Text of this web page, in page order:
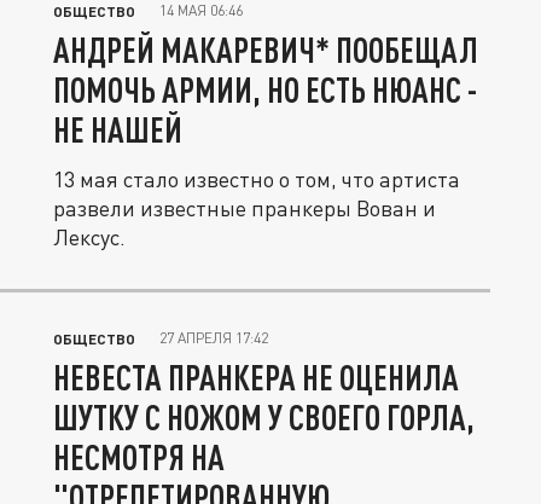
ОБЩЕСТВО 14 МАЯ 06:46
АНДРЕЙ МАКАРЕВИЧ* ПООБЕЩАЛ
ПОМОЧЬ АРМИИ, НО ЕСТЬ НЮАНС -
НЕ НАШЕЙ
13 мая стало известно о том, что артиста
развели известные пранкеры Вован и
Лексус.
ОБЩЕСТВО 27 АПРЕЛЯ 17:42
НЕВЕСТА ПРАНКЕРА НЕ ОЦЕНИЛА
ШУТКУ С НОЖОМ У СВОЕГО ГОРЛА,
НЕСМОТРЯ НА